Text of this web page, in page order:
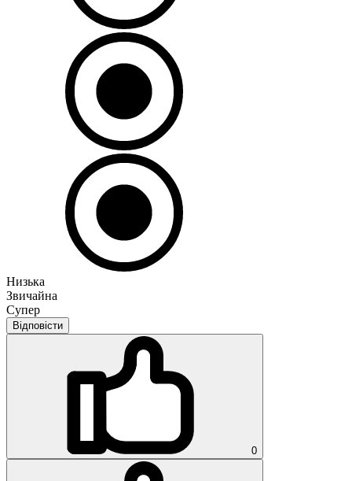
Низька
Звичайна
Супер
Відповісти
0